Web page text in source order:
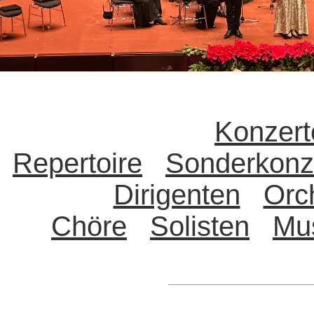
Repertoire
Dirigenten
Chöre
Solisten